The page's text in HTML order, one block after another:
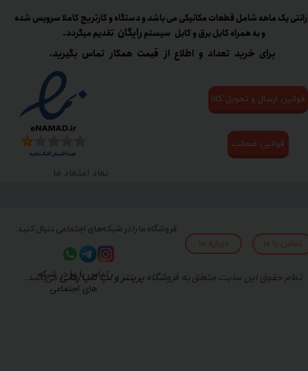
تمام حقوق این سایت متعلق به فروشگاهپرینتر و لپ تاپ زمانی می‌باشد.
فروشگاه ما را در شبکه‌های اجتماعی دنبال کنید:
نماد اعتماد ما
تماس با ما درباره ما
برای خرید تعداد و اطلاع از قیمت همکار تماس بگیرید.
تماس با ما در شبکه
های اجتماعی
یک ماهه شامل قطعات مکانیکی می باشد و دستگاه و کارتریج کاملا سرویس شده
و به همراه کابل برق و کابل سیستم رایگان تقدیم میگردد.​​​​​​​
قوانین ارسال و تحویل کالا
قوانین ضمانت